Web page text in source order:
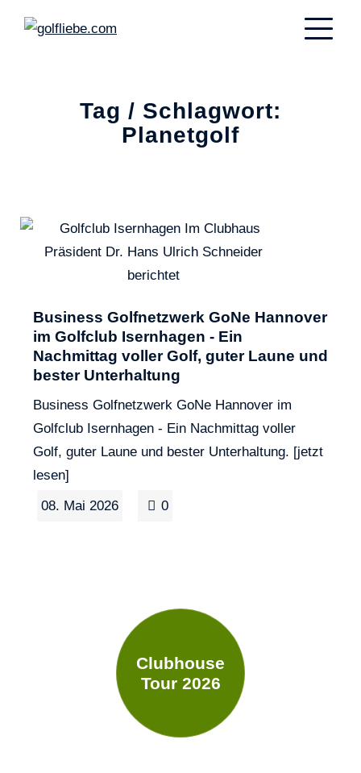
Tag / Schlagwort:
Planetgolf
Business Golfnetzwerk GoNe Hannover
im Golfclub Isernhagen - Ein
Nachmittag voller Golf, guter Laune und
bester Unterhaltung
Business Golfnetzwerk GoNe Hannover im
Golfclub Isernhagen - Ein Nachmittag voller
Golf, guter Laune und bester Unterhaltung. [jetzt
lesen]
08. Mai 2026
0
Clubhouse
Tour 2026